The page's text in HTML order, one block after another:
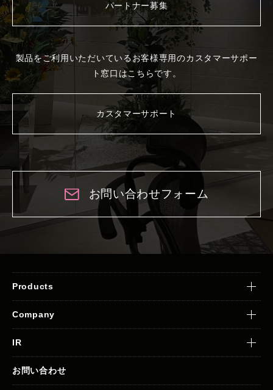
パートナー募集
製品をご利用いただいているお客様専用のカスタマーサポー
ト窓口はこちらです。
カスタマーサポート
お問い合わせフォーム
Products
Company
IR
お問い合わせ